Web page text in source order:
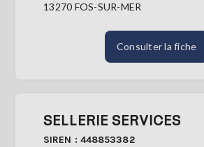
13270 FOS-SUR-MER
Consulter la fiche
SELLERIE SERVICES
SIREN : 448853382